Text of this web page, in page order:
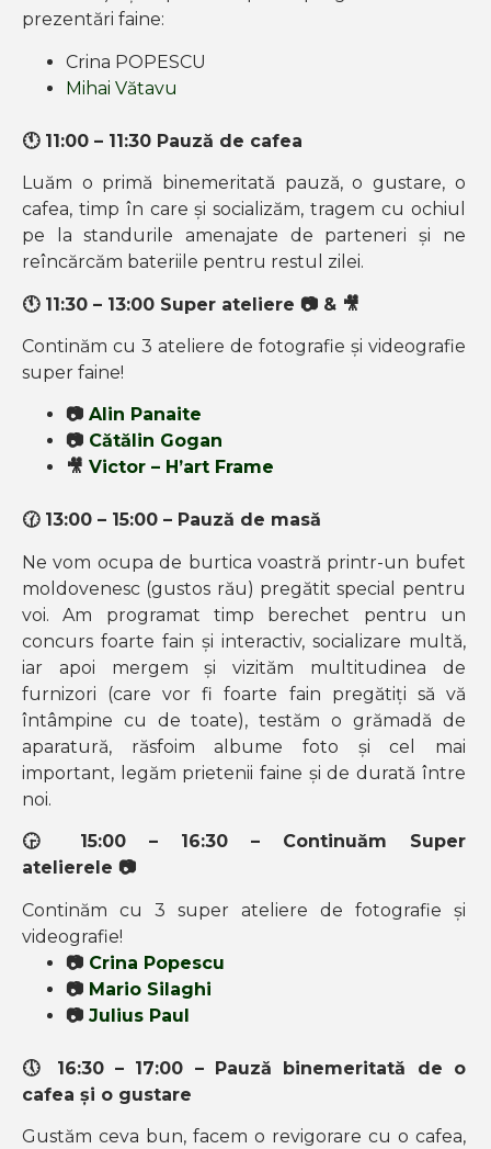
prezentări faine:
Crina POPESCU
Mihai Vătavu
🕚 11:00 – 11:30 Pauză de cafea
Luăm o primă binemeritată pauză, o gustare, o
cafea, timp în care și socializăm, tragem cu ochiul
pe la standurile amenajate de parteneri și ne
reîncărcăm bateriile pentru restul zilei.
🕚 11:30 – 13:00 Super ateliere 📷 & 🎥
Continăm cu 3 ateliere de fotografie și videografie
super faine!
📷 Alin Panaite
📷 Cătălin Gogan
🎥 Victor – H’art Frame
🕜 13:00 – 15:00 – Pauză de masă
Ne vom ocupa de burtica voastră printr-un bufet
moldovenesc (gustos rău) pregătit special pentru
voi.Am programat timp berechet pentru un
concurs foarte fain și interactiv, socializare multă,
iar apoi mergem și vizităm multitudinea de
furnizori (care vor fi foarte fain pregătiți să vă
întâmpine cu de toate), testăm o grămadă de
aparatură, răsfoim albume foto și cel mai
important, legăm prietenii faine și de durată între
noi.
🕞 15:00 – 16:30 – Continuăm Super
atelierele 📷
Continăm cu 3 super ateliere de fotografie și
videografie!
📷 Crina Popescu
📷 Mario Silaghi
📷 Julius Paul
🕔 16:30 – 17:00 – Pauză binemeritată de o
cafea și o gustare
Gustăm ceva bun, facem o revigorare cu o cafea,